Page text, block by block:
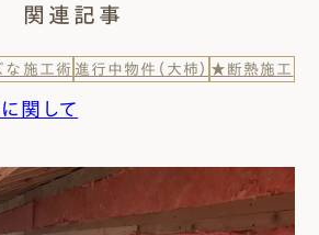
関連記事
施工術 進行中物件（大柿） ★断熱施工
関して